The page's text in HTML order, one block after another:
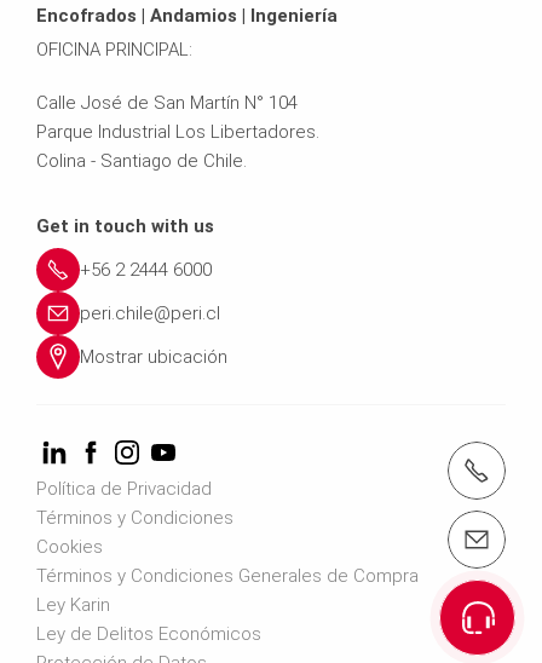
Encofrados | Andamios | Ingeniería
OFICINA PRINCIPAL:
Calle José de San Martín N° 104
Parque Industrial Los Libertadores.
Colina - Santiago de Chile.
Get in touch with us
+56 2 2444 6000
peri.chile@peri.cl
Mostrar ubicación
Política de Privacidad
Términos y Condiciones
Cookies
Términos y Condiciones Generales de Compra
Ley Karin
Ley de Delitos Económicos